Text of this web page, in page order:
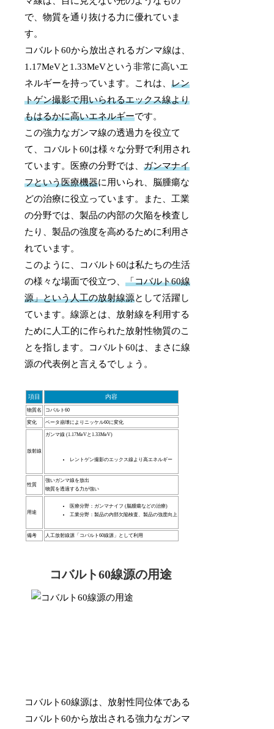
で、物質を通り抜ける力に優れていま
す。
コバルト60から放出されるガンマ線は、
1.17MeVと1.33MeVという非常に高いエ
ネルギーを持っています。これは、レン
トゲン撮影で用いられるエックス線より
もはるかに高いエネルギーです。
この強力なガンマ線の透過力を役立て
て、コバルト60は様々な分野で利用され
ています。医療の分野では、ガンマナイ
フという医療機器に用いられ、脳腫瘍な
どの治療に役立っています。また、工業
の分野では、製品の内部の欠陥を検査し
たり、製品の強度を高めるために利用さ
れています。
このように、コバルト60は私たちの生活
の様々な場面で役立つ、「コバルト60線
源」という人工の放射線源として活躍し
ています。線源とは、放射線を利用する
ために人工的に作られた放射性物質のこ
とを指します。コバルト60は、まさに線
源の代表例と言えるでしょう。
項目 内容
物質名 コバルト60
変化 ベータ崩壊によりニッケル60に変化
放射線
ガンマ線 (1.17MeVと1.33MeV)
レントゲン撮影のエックス線より高エネルギー
性質
強いガンマ線を放出
物質を透過する力が強い
用途
医療分野：ガンマナイフ (脳腫瘍などの治療)
工業分野：製品の内部欠陥検査、製品の強度向上
備考 人工放射線源「コバルト60線源」として利用
コバルト60線源の用途
コバルト60線源は、放射性同位体である
コバルト60から放出される強力なガンマ